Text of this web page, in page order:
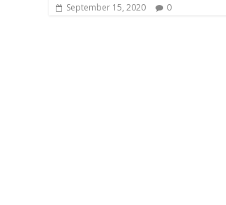
September 15, 2020 0